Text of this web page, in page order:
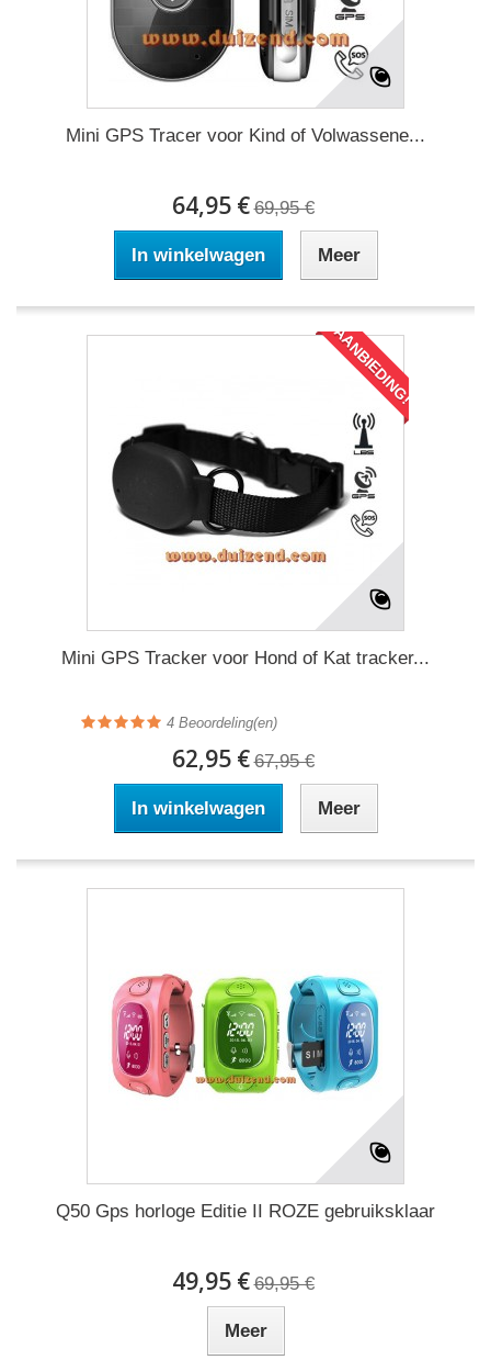
Mini GPS Tracer voor Kind of Volwassene...
64,95 € 69,95 €
In winkelwagen Meer
AANBIEDING!
Mini GPS Tracker voor Hond of Kat tracker...
4 Beoordeling(en)
62,95 € 67,95 €
In winkelwagen Meer
Q50 Gps horloge Editie II ROZE gebruiksklaar
49,95 € 69,95 €
Meer